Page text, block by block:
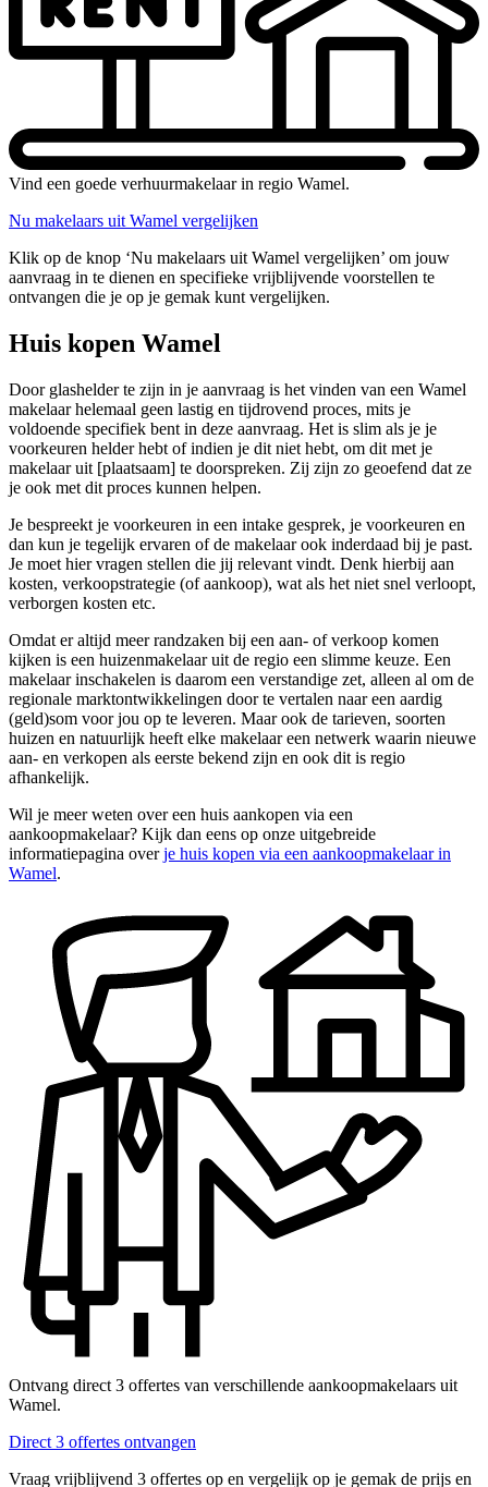
Vind een goede verhuurmakelaar in regio Wamel.
Nu makelaars uit Wamel vergelijken
Klik op de knop ‘Nu makelaars uit Wamel vergelijken’ om jouw
aanvraag in te dienen en specifieke vrijblijvende voorstellen te
ontvangen die je op je gemak kunt vergelijken.
Huis kopen Wamel
Door glashelder te zijn in je aanvraag is het vinden van een Wamel
makelaar helemaal geen lastig en tijdrovend proces, mits je
voldoende specifiek bent in deze aanvraag. Het is slim als je je
voorkeuren helder hebt of indien je dit niet hebt, om dit met je
makelaar uit [plaatsaam] te doorspreken. Zij zijn zo geoefend dat ze
je ook met dit proces kunnen helpen.
Je bespreekt je voorkeuren in een intake gesprek, je voorkeuren en
dan kun je tegelijk ervaren of de makelaar ook inderdaad bij je past.
Je moet hier vragen stellen die jij relevant vindt. Denk hierbij aan
kosten, verkoopstrategie (of aankoop), wat als het niet snel verloopt,
verborgen kosten etc.
Omdat er altijd meer randzaken bij een aan- of verkoop komen
kijken is een huizenmakelaar uit de regio een slimme keuze. Een
makelaar inschakelen is daarom een verstandige zet, alleen al om de
regionale marktontwikkelingen door te vertalen naar een aardig
(geld)som voor jou op te leveren. Maar ook de tarieven, soorten
huizen en natuurlijk heeft elke makelaar een netwerk waarin nieuwe
aan- en verkopen als eerste bekend zijn en ook dit is regio
afhankelijk.
Wil je meer weten over een huis aankopen via een
aankoopmakelaar? Kijk dan eens op onze uitgebreide
informatiepagina overje huis kopen via een aankoopmakelaar in
Wamel.
Ontvang direct 3 offertes van verschillende aankoopmakelaars uit
Wamel.
Direct 3 offertes ontvangen
Vraag vrijblijvend 3 offertes op en vergelijk op je gemak de prijs en